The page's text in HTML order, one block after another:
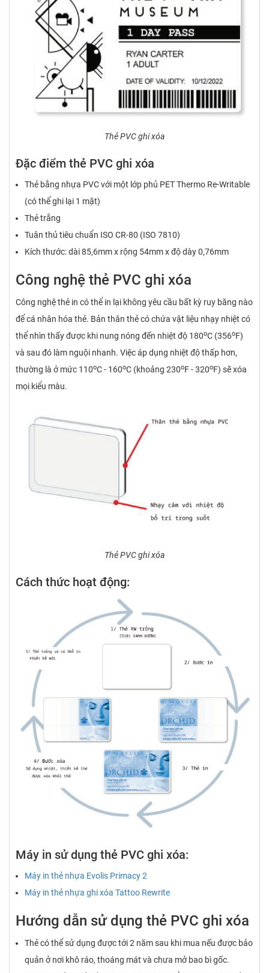
Thẻ PVC ghi xóa
Đặc điểm thẻ PVC ghi xóa
Thẻ bằng nhựa PVC với một lớp phủ PET Thermo Re-Writable
(có thể ghi lại 1 mặt)
Thẻ trắng
Tuân thủ tiêu chuẩn ISO CR-80 (ISO 7810)
Kích thước: dài 85,6mm x rộng 54mm x độ dày 0,76mm
Công nghệ thẻ PVC ghi xóa
Công nghệ thẻ in có thể in lại không yêu cầu bất kỳ ruy băng nào
để cá nhân hóa thẻ. Bản thân thẻ có chứa vật liệu nhạy nhiệt có
thể nhìn thấy được khi nung nóng đến nhiệt độ 180oC (356oF)
và sau đó làm nguội nhanh. Việc áp dụng nhiệt độ thấp hơn,
thường là ở mức 110oC - 160oC (khoảng 230oF - 320oF) sẽ xóa
mọi kiểu màu.
Thẻ PVC ghi xóa
Cách thức hoạt động:
Máy in sử dụng thẻ PVC ghi xóa:
Máy in thẻ nhựa Evolis Primacy 2
Máy in thẻ nhựa ghi xóa Tattoo Rewrite
Hướng dẫn sử dụng thẻ PVC ghi xóa
Thẻ có thể sử dụng được tới 2 năm sau khi mua nếu được bảo
quản ở nơi khô ráo, thoáng mát và chưa mở bao bì gốc.